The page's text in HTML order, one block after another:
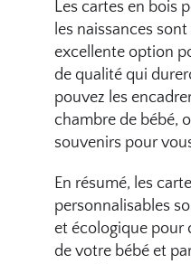
Les cartes en bois
les naissances
excellente option
de qualité qui
pouvez les
chambre de bébé,
souvenirs pour
En résumé, les
personnalisables
et écologique pour
de votre bébé et